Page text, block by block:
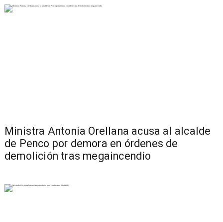
Ministra Antonia Orellana acusa al alcalde
de Penco por demora en órdenes de
demolición tras megaincendio